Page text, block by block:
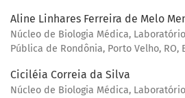
Aline Linhares Ferreira de Melo
Núcleo de Biologia Médica,
Pública de Rondônia, Porto Velho, RO,
Ciciléia Correia da Silva
Núcleo de Biologia Médica,